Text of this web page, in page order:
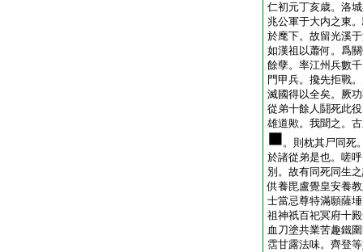
仁初元丁亥歳。洛
兆公軍于大内之東
於麾下。故留光溪
如漢祖以蕭何。爲
餘孽。率江州兵數
門甲兵。攙先拒戰
滅國得以全矣。厥
從弟十餘人鬪死此
雄道歟。我聞之。
。則枕其尸同死
於諸從弟是也。嗟
別。故有同死同生
供養毘盧覺皇安養
士當忌尊特滿願薩
祖神祇百祀冥府十
血刀塗共業苦趣鐵
霑甘露法味。齊登